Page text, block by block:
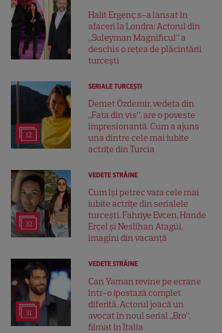
Halit Ergenç s-a lansat în
afaceri la Londra: Actorul din
„Suleyman Magnificul” a
deschis o rețea de plăcintării
turcești
12
SERIALE TURCEŞTI
Demet Özdemir, vedeta din
„Fata din vis”, are o poveste
impresionantă. Cum a ajuns
una dintre cele mai iubite
actrițe din Turcia
32
VEDETE STRĂINE
Cum își petrec vara cele mai
iubite actrițe din serialele
turcești. Fahriye Evcen, Hande
Erçel și Neslihan Atagül,
imagini din vacanță
31
VEDETE STRĂINE
Can Yaman revine pe ecrane
într-o ipostază complet
diferită. Actorul joacă un
avocat în noul serial „Bro”,
filmat în Italia